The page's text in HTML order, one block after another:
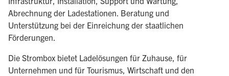
Abrechnung der Ladestationen. Beratung und
Unterstützung bei der Einreichung der staatlichen
Förderungen.
Die Strombox bietet Ladelösungen für Zuhause, für
Unternehmen und für Tourismus, Wirtschaft und den